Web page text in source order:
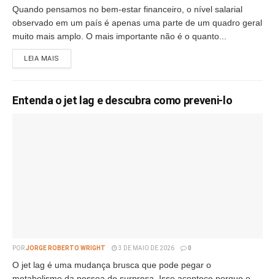
Quando pensamos no bem-estar financeiro, o nível salarial
observado em um país é apenas uma parte de um quadro geral
muito mais amplo. O mais importante não é o quanto...
LEIA MAIS
Entenda o jet lag e descubra como preveni-lo
PORJORGE ROBERTO WRIGHT 3 DE MAIO DE 2026 0
O jet lag é uma mudança brusca que pode pegar o